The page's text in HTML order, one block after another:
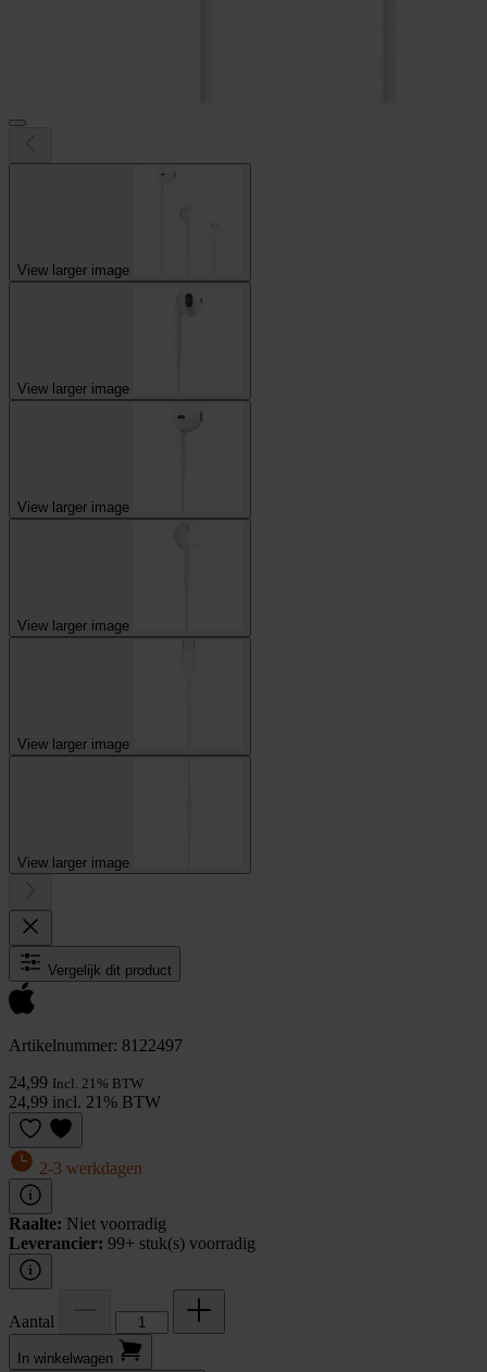
View larger image
View larger image
View larger image
View larger image
View larger image
View larger image
Vergelijk dit product
Artikelnummer: 8122497
24,99 Incl. 21% BTW
24,99 incl. 21% BTW
2-3 werkdagen
Raalte: Niet voorradig
Leverancier: 99+ stuk(s) voorradig
Aantal
In winkel­wagen